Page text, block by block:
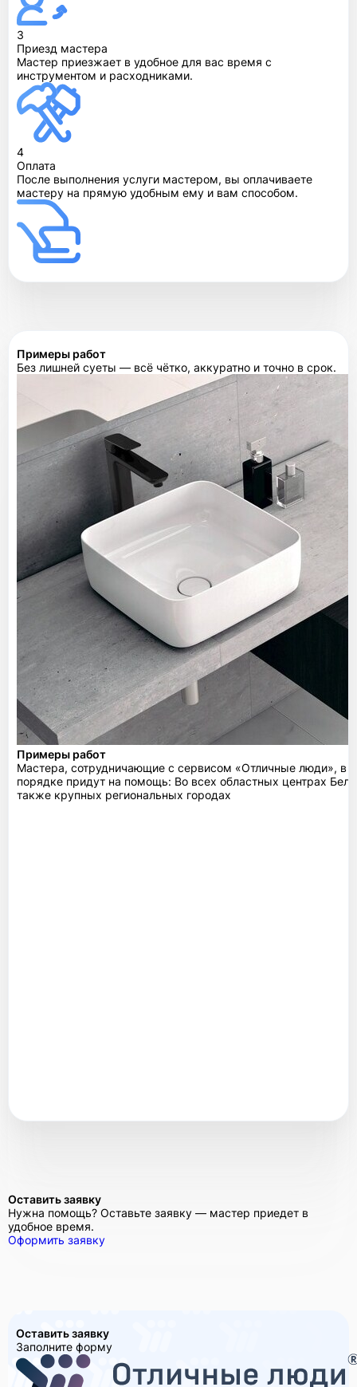
3
Приезд мастера
Мастер приезжает в удобное для вас время с
инструментом и расходниками.
4
Оплата
После выполнения услуги мастером, вы оплачиваете
мастеру на прямую удобным ему и вам способом.
Примеры работ
Без лишней суеты — всё чётко, аккуратно и точно в срок.
Примеры работ
Мастера, сотрудничающие с сервисом «Отличные люди», в
порядке придут на помощь: Во всех областных центрах
также крупных региональных городах
Оставить заявку
Нужна помощь? Оставьте заявку — мастер приедет в
удобное время.
Оформить заявку
Оставить заявку
Заполните форму